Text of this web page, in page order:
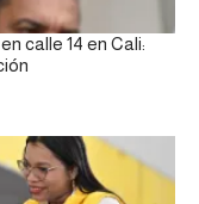
calle 14 en Cali: